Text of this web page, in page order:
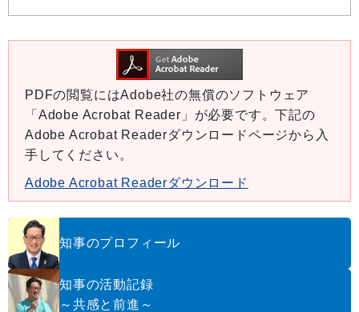
PDFの閲覧にはAdobe社の無償のソフトウェア
「Adobe Acrobat Reader」が必要です。下記の
Adobe Acrobat Readerダウンロードページから入
手してください。
Adobe Acrobat Readerダウンロード
知事のプロフィール
知事の活動記録
～共感と前進～